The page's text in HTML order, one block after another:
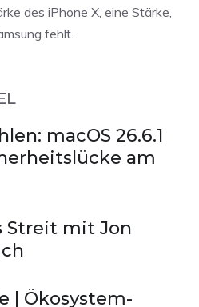
des iPhone X, eine Stärke,
fehlt.
macOS 26.6.1
am
Streit mit Jon
| Ökosystem-